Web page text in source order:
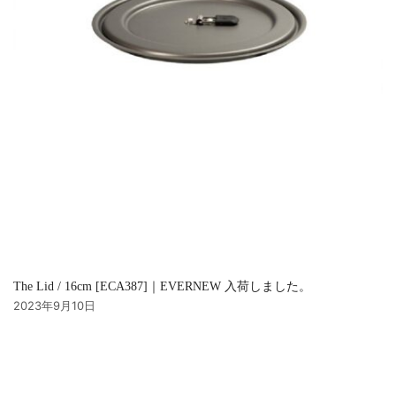
The Lid / 16cm [ECA387]｜EVERNEW 入荷しました。
2023年9月10日